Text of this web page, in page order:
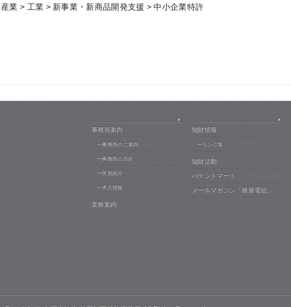
業 > 工業 > 新事業・新商品開発支援 > 中小企業特許
事務所案内
ー事務所のご案内
ー事務所の方針
ー所員紹介
ー求人情報
業務案内
知財情報
ーリンク集
知財活動
パテントマート
メールマガジン「維新電信」